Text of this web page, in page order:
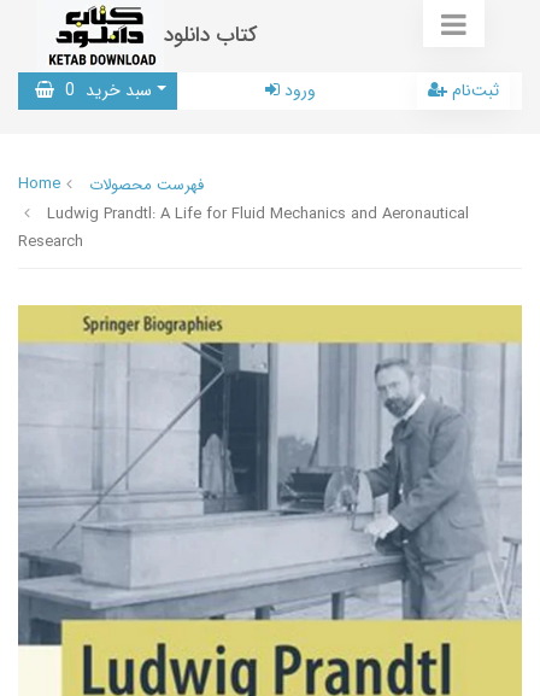
کتاب دانلود
سبد خرید 0 ورود ثبت‌نام
Home
فهرست محصولات
Ludwig Prandtl: A Life for Fluid Mechanics and Aeronautical
Research